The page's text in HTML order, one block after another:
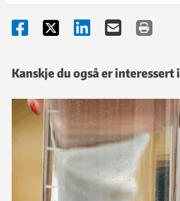
Kanskje du også er interessert i